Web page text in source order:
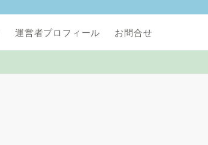
運営者プロフィール お問合せ